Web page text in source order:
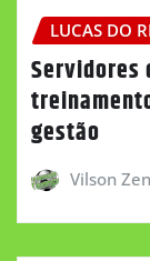
LUCAS DO
Servidores
gestão
Vilson